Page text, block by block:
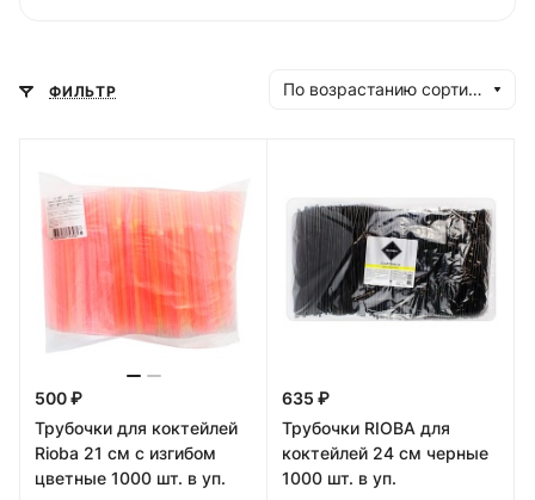
ФИЛЬТР По возрастанию сортировки
500 ₽
Трубочки для коктейлей
Rioba 21 см с изгибом
цветные 1000 шт. в уп.
635 ₽
Трубочки RIOBA для
коктейлей 24 см черные
1000 шт. в уп.